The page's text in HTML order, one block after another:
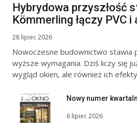
Hybrydowa przyszłość
Kömmerling łączy PVC i
28 lipiec 2026
Nowoczesne budownictwo stawia
wyższe wymagania. Dziś liczy się
wygląd okien, ale również ich
Nowy numer
6 lipiec 2026